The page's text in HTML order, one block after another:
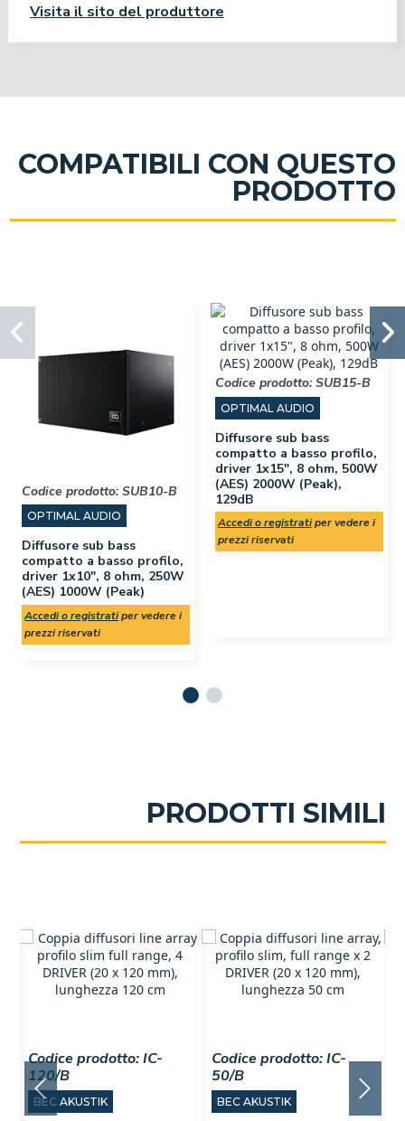
Visita il sito del produttore
COMPATIBILI CON QUESTO
PRODOTTO
Codice prodotto:SUB10-B
OPTIMAL AUDIO
Diffusore sub bass
compatto a basso profilo,
driver 1x10", 8 ohm, 250W
(AES) 1000W (Peak)
Accedi o registratiper vedere i
prezzi riservati
Codice prodotto:SUB15-B
OPTIMAL AUDIO
Diffusore sub bass
compatto a basso profilo,
driver 1x15", 8 ohm, 500W
(AES) 2000W (Peak),
129dB
Accedi o registratiper vedere i
prezzi riservati
PRODOTTI SIMILI
Codice prodotto:IC-
120/B
BEC AKUSTIK
Codice prodotto:IC-
50/B
BEC AKUSTIK